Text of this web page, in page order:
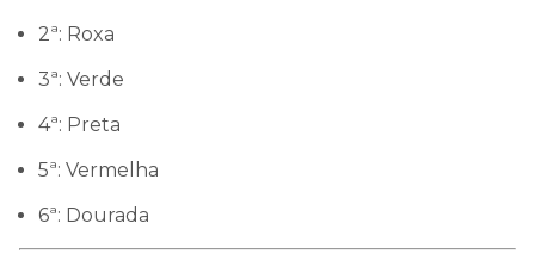
2ª: Roxa
3ª: Verde
4ª: Preta
5ª: Vermelha
6ª: Dourada